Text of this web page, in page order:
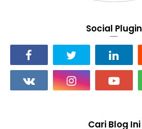
Social Plugin
Cari Blog Ini